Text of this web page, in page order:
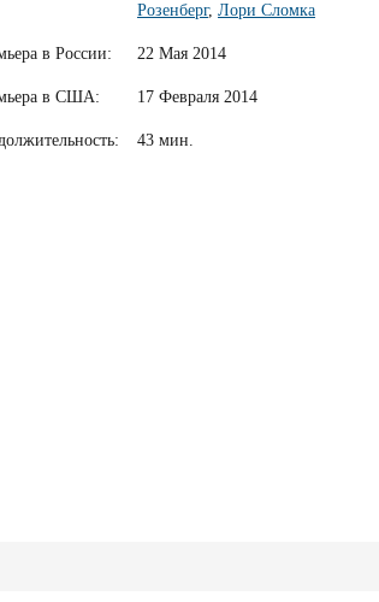
Розенберг, Лори Сломка
в России: 22 Мая 2014
в США: 17 Февраля 2014
43 мин.